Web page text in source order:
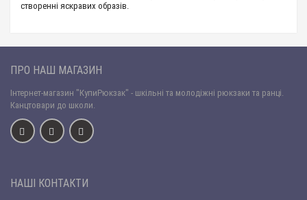
створенні яскравих образів.
ПРО НАШ МАГАЗИН
Інтернет-магазин "КупиРюкзак" - шкільні та молодіжні рюкзаки та ранці.
Канцтовари до школи.
НАШІ КОНТАКТИ